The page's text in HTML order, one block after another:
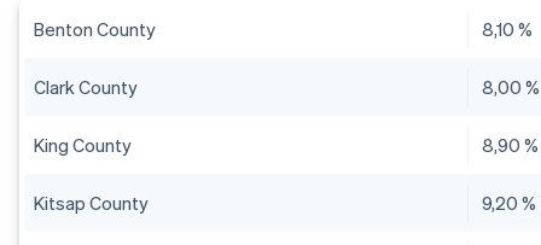
Benton County 8,10 %
Clark County 8,00 %
King County 8,90 %
Kitsap County 9,20 %